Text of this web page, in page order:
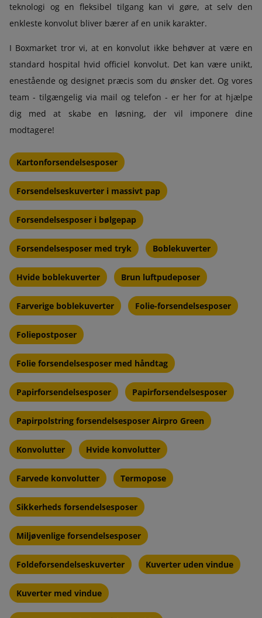
teknologi og en fleksibel tilgang kan vi gøre, at selv den
enkleste konvolut bliver bærer af en unik karakter.
I Boxmarket tror vi, at en konvolut ikke behøver at være en
standard hospital hvid officiel konvolut. Det kan være unikt,
enestående og designet præcis som du ønsker det. Og vores
team - tilgængelig via mail og telefon - er her for at hjælpe
dig med at skabe en løsning, der vil imponere dine
modtagere!
Kartonforsendelsesposer
Forsendelseskuverter i massivt pap
Forsendelsesposer i bølgepap
Forsendelsesposer med tryk Boblekuverter
Hvide boblekuverter Brun luftpudeposer
Farverige boblekuverter Folie-forsendelsesposer
Foliepostposer
Folie forsendelsesposer med håndtag
Papirforsendelsesposer Papirforsendelsesposer
Papirpolstring forsendelsesposer Airpro Green
Konvolutter Hvide konvolutter
Farvede konvolutter Termopose
Sikkerheds forsendelsesposer
Miljøvenlige forsendelsesposer
Foldeforsendelseskuverter Kuverter uden vindue
Kuverter med vindue